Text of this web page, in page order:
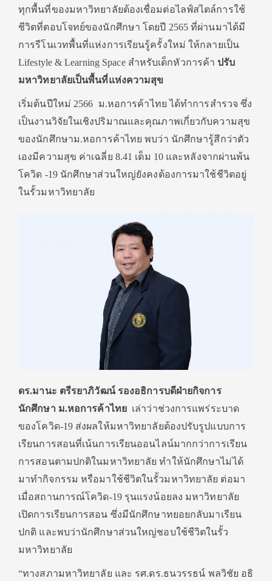
ทุกพื้นที่ของมหาวิทยาลัยต้องเชื่อมต่อไลฟ์สไตล์การใช้
ชีวิตที่ตอบโจทย์ของนักศึกษา โดยปี 2565 ที่ผ่านมาได้มี
การรีโนเวทพื้นที่แห่งการเรียนรู้ครั้งใหม่ ให้กลายเป็น
Lifestyle & Learning Space สำหรับเด็กหัวการค้า ปรับ
มหาวิทยาลัยเป็นพื้นที่แห่งความสุข
เริ่มต้นปีใหม่ 2566 ม.หอการค้าไทย ได้ทำการสำรวจ ซึ่ง
เป็นงานวิจัยในเชิงปริมาณและคุณภาพเกี่ยวกับความสุข
ของนักศึกษาม.หอการค้าไทย พบว่า นักศึกษารู้สึกว่าตัว
เองมีความสุข ค่าเฉลี่ย 8.41 เต็ม 10 และหลังจากผ่านพ้น
โควิด -19 นักศึกษาส่วนใหญ่ยังคงต้องการมาใช้ชีวิตอยู่
ในรั้วมหาวิทยาลัย
ดร.มานะ ตรีรยาภิวัฒน์ รองอธิการบดีฝ่ายกิจการ
นักศึกษา ม.หอการค้าไทยเล่าว่าช่วงการแพร่ระบาด
ของโควิด-19 ส่งผลให้มหาวิทยาลัยต้องปรับรูปแบบการ
เรียนการสอนที่เน้นการเรียนออนไลน์มากกว่าการเรียน
การสอนตามปกติในมหาวิทยาลัย ทำให้นักศึกษาไม่ได้
มาทำกิจกรรม หรือมาใช้ชีวิตในรั้วมหาวิทยาลัย ต่อมา
เมื่อสถานการณ์โควิด-19 รุนแรงน้อยลง มหาวิทยาลัย
เปิดการเรียนการสอน ซึ่งมีนักศึกษาทยอยกลับมาเรียน
ปกติ และพบว่านักศึกษาส่วนใหญ่ชอบใช้ชีวิตในรั้ว
มหาวิทยาลัย
“ทางสภามหาวิทยาลัย และ รศ.ดร.ธนวรรธน์ พลวิชัย อธิ